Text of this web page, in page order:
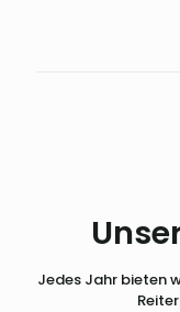
Jedes Jahr bieten